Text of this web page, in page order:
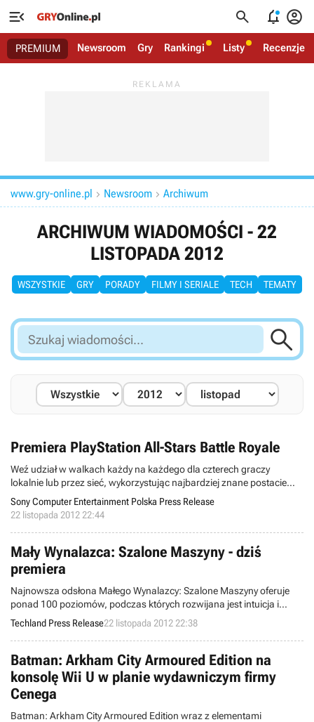
   
PREMIUM Newsroom Gry Rankingi Listy Recenzje
www.gry-online.pl  Newsroom  Archiwum
ARCHIWUM WIADOMOŚCI - 22
LISTOPADA 2012
WSZYSTKIE GRY PORADY FILMY I SERIALE TECH TEMATY
Szukaj
wiadomości...

Premiera PlayStation All-Stars Battle Royale
Weź udział w walkach każdy na każdego dla czterech graczy
lokalnie lub przez sieć, wykorzystując najbardziej znane postacie
PlayStation.
Sony Computer Entertainment Polska Press Release
22 listopada 2012 22:44
Mały Wynalazca: Szalone Maszyny - dziś
premiera
Najnowsza odsłona Małego Wynalazcy: Szalone Maszyny oferuje
ponad 100 poziomów, podczas których rozwijana jest intuicja i
inteligencja.
Techland Press Release22 listopada 2012 22:38
Batman: Arkham City Armoured Edition na
konsolę Wii U w planie wydawniczym firmy
Cenega
Batman: Arkham City Armoured Edition wraz z elementami